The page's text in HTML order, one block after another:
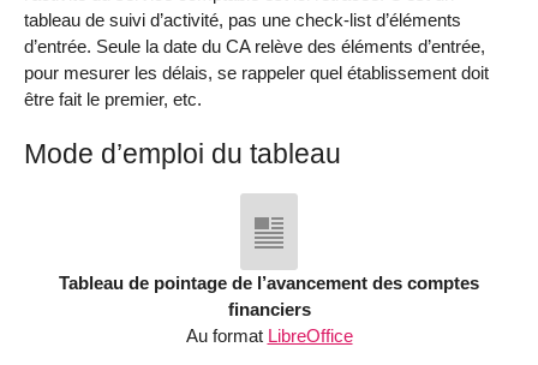
tableau de suivi d’activité, pas une check-list d’éléments
d’entrée. Seule la date du CA relève des éléments d’entrée,
pour mesurer les délais, se rappeler quel établissement doit
être fait le premier, etc.
Mode d’emploi du tableau
Tableau de pointage de l’avancement des comptes
financiers
Au format LibreOffice